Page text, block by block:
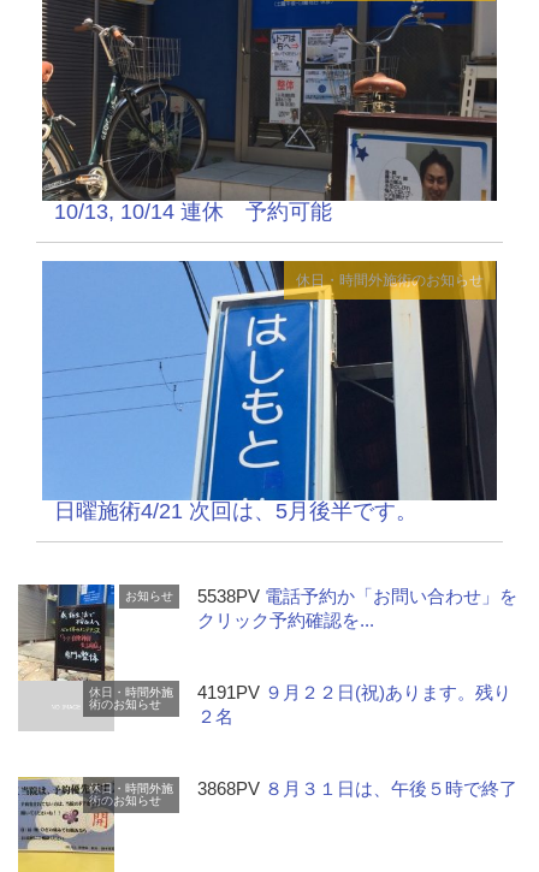
10/13, 10/14 連休 予約可能
休日・時間外施術のお知らせ
日曜施術4/21 次回は、5月後半です。
お知らせ 5538PV 電話予約か「お問い合わせ」を
クリック予約確認を...
休日・時間外施
術のお知らせ
4191PV ９月２２日(祝)あります。残り
２名
休日・時間外施
術のお知らせ
3868PV ８月３１日は、午後５時で終了